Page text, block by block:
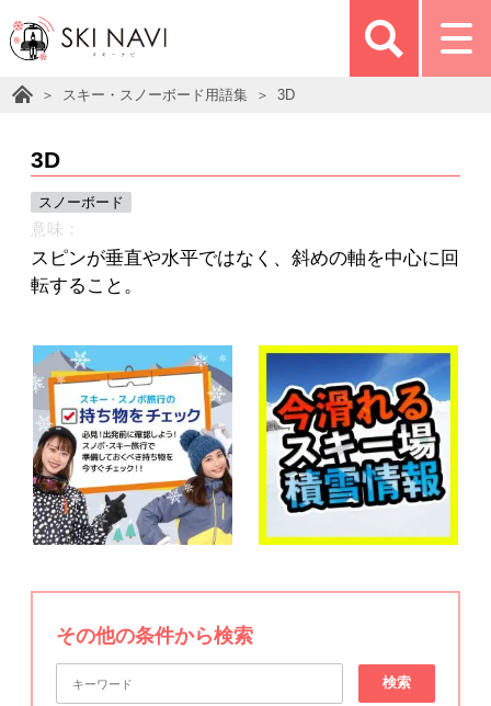
スキー・スノーボード用語集 3D
3D
スノーボード
意味：
スピンが垂直や水平ではなく、斜めの軸を中心に回
転すること。
その他の条件から検索
検索